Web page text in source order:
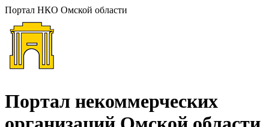
Портал НКО Омской области
Портал некоммерческих